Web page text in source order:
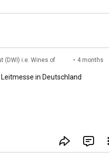
#winesummer and a
(DWI) i.e. Wines of
• 4 months
in Deutschland